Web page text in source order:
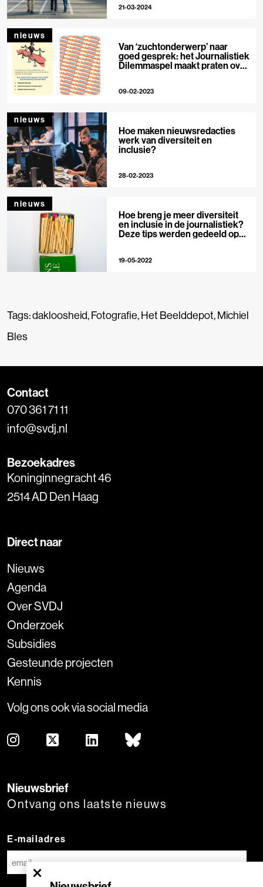
21-03-2024
nieuws
Van ‘zuchtonderwerp’ naar
goed gesprek: het Journalistiek
Dilemmaspel maakt praten over
09-02-2023
nieuws
Hoe maken nieuwsredacties
werk van diversiteit en
inclusie?
28-02-2023
nieuws
Hoe breng je meer diversiteit
en inclusie in de journalistiek?
Deze tips werden gedeeld op
19-05-2022
Tags:dakloosheid,Fotografie,Het Beelddepot,Michiel
Bles
×
Contact
070 361 71 11
info@svdj.nl
Bezoekadres
Koninginnegracht 46
2514 AD Den Haag
Direct naar
Nieuws
Agenda
Over SVDJ
Onderzoek
Subsidies
Gesteunde projecten
Kennis
Volg ons ook via social media
Nieuwsbrief
Ontvang ons laatste nieuws
E-mailadres